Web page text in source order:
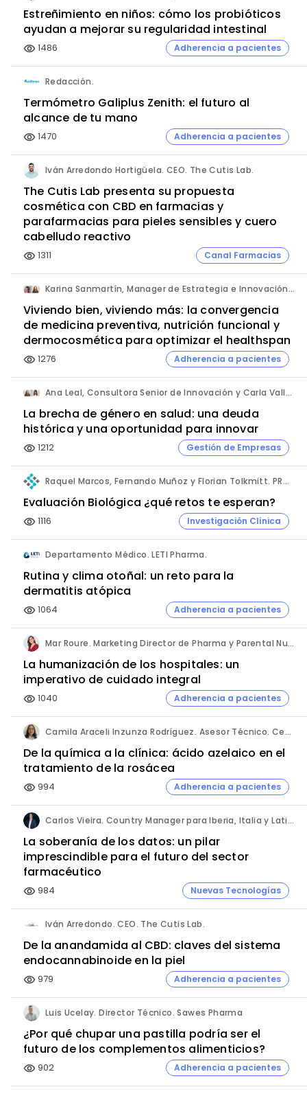
Estreñimiento en niños: cómo los probióticos
ayudan a mejorar su regularidad intestinal
visibility 1486 Adherencia a pacientes
Redacción.
Termómetro Galiplus Zenith: el futuro al
alcance de tu mano
visibility 1470 Adherencia a pacientes
Iván Arredondo Hortigüela. CEO. The Cutis Lab.
The Cutis Lab presenta su propuesta
cosmética con CBD en farmacias y
parafarmacias para pieles sensibles y cuero
cabelludo reactivo
visibility 1311 Canal Farmacias
Karina Sanmartín, Manager de Estrategia e Innovación y Ana Leal, Consultora Senior de Innovación. ANIMA.
Viviendo bien, viviendo más: la convergencia
de medicina preventiva, nutrición funcional y
dermocosmética para optimizar el healthspan
visibility 1276 Adherencia a pacientes
Ana Leal, Consultora Senior de Innovación y Carla Vallès, Manager. ANIMA.
La brecha de género en salud: una deuda
histórica y una oportunidad para innovar
visibility 1212 Gestión de Empresas
Raquel Marcos, Fernando Muñoz y Florian Tolkmitt. PRO-LIANCE GLOBAL SOLUTIONS GmbH.
Evaluación Biológica ¿qué retos te esperan?
visibility 1116 Investigación Clínica
Departamento Médico. LETI Pharma.
Rutina y clima otoñal: un reto para la
dermatitis atópica
visibility 1064 Adherencia a pacientes
Mar Roure. Marketing Director de Pharma y Parental Nutrition. Fresenius Kabi España.
La humanización de los hospitales: un
imperativo de cuidado integral
visibility 1040 Adherencia a pacientes
Camila Araceli Inzunza Rodríguez. Asesor Técnico. Centro de Innovación Pharmachem México.
De la química a la clínica: ácido azelaico en el
tratamiento de la rosácea
visibility 994 Adherencia a pacientes
Carlos Vieira. Country Manager para Iberia, Italia y Latinoamérica. Hornetsecurity.
La soberanía de los datos: un pilar
imprescindible para el futuro del sector
farmacéutico
visibility 984 Nuevas Tecnologías
Iván Arredondo. CEO. The Cutis Lab.
De la anandamida al CBD: claves del sistema
endocannabinoide en la piel
visibility 979 Adherencia a pacientes
Luis Ucelay. Director Técnico. Sawes Pharma
¿Por qué chupar una pastilla podría ser el
futuro de los complementos alimenticios?
visibility 902 Adherencia a pacientes